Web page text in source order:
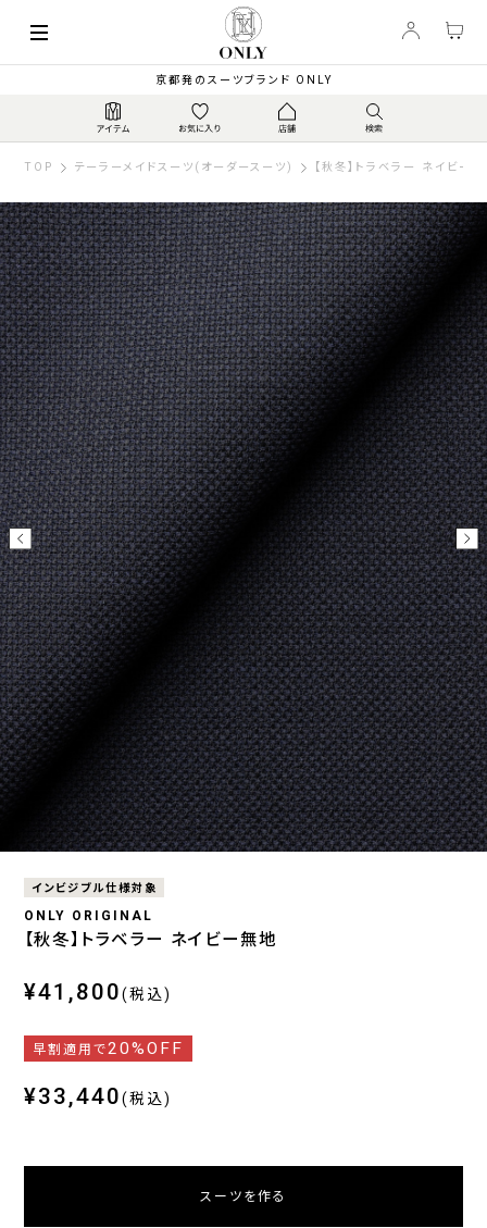
京都発のスーツブランド ONLY
TOP テーラーメイドスーツ(オーダースーツ) 【秋冬】トラベラー ネイビー
インビジブル仕様対象
ONLY ORIGINAL
【秋冬】トラベラー ネイビー無地
¥41,800(税込)
早割適用で20%OFF
¥33,440(税込)
スーツを作る